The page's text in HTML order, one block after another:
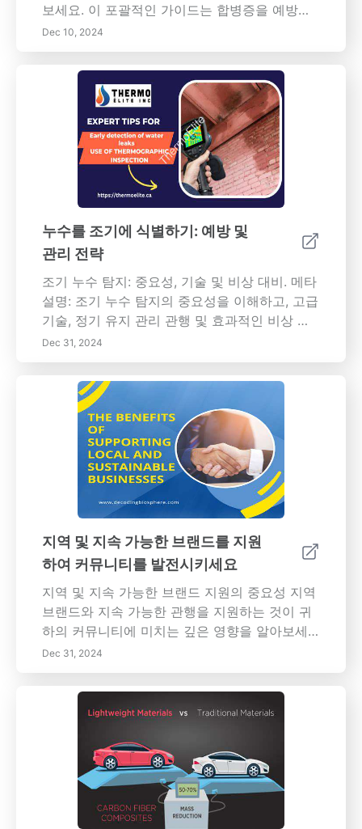
보세요. 이 포괄적인 가이드는 합병증을 예방하
고 시간과 돈을 절약하기 위해 증상을 신속하게
인식하는 이점을 강조합니다. 문제 해결을 강화
하는 필수 모니터링 시스템, 정기 유지보수의 중
요성, 식별된 증상에 대한 신속한 조치가 경제적
이점을 가져올 수 있는 방법에 대해 알아보세요.
주의해야 할 일반적인 경고 신호와 경각심 문화
를 조성하는 장기적인 이점을 밝혀보세요. 안전
성과 준수를 강화하고 서비스 제공업체와의 장
기적인 관계를 구축하는 효과적인 예방 유지보
수 전략을 탐구하세요. 오늘 유지보수 및 운영 효
율성에 대한 접근 방식을 변화시키세요!
Dec 10, 2024
누수를 조기에 식별하기: 예방 및
관리 전략
조기 누수 탐지: 중요성, 기술 및 비상 대비. 메타
설명: 조기 누수 탐지의 중요성을 이해하고, 고급
기술, 정기 유지 관리 관행 및 효과적인 비상 준
비 전략을 탐색하여 수해, 곰팡이 성장 및 자원
낭비를 예방하세요. 구조물과 거주자의 안전을
보장하고 환경을 보호하세요. --- 개요 조기 누수
탐지는 주거 및 산업 환경에서 재산 손상과 건강
위험을 방지하는 데 매우 중요합니다. 누수의 결
과를 이해하고, 고급 기술을 활용하며, 강력한 예
방 조치를 유지하는 것은 위험과 비용을 크게 줄
이는 데 도움이 됩니다. 주요 섹션: - 조기 누수
탐지의 중요성: 구조물 손상, 곰팡이 위험 및 자
원 낭비를 포함한 누수를 방치했을 때의 결과를
알아보세요. - 조기 누수 탐지를 위한 기술적 해
결책: 스마트 미터, 음향 센서 및 적외선 열화상
을 신속하고 효과적으로 누수를 식별하기 위한
혁신적인 도구로 탐색하세요. - 정기적인 유지
관리 및 검사: 누수가 악화되기 전에 발견하고 해
결하기 위해 일상 점검 및 선제적 유지 관리의 중
요성을 이해하세요. - 주택 소유자 및 건물 거주
자 교육: 개인에게 누수 징후 및 신속한 보고의
중요성을 이해시켜 누수 예방을 위한 근면한 문
화 조성을 촉진하세요. - 조기 누수 식별 기술: 고
급 도구와 교육을 활용하여 누수 탐지 노력을 강
화하고 효과적인 검사 절차를 개발하세요. - 비
상 대비 및 대응: 누수 비상 사태 발생 시 신속한
조치를 보장하기 위한 포괄적인 계획 및 교육 프
로그램을 수립하세요. 조기 누수 탐지 및 관리를
우선시함으로써, 자산 소유자는 투자 보호, 거주
Dec 31, 2024
지역 및 지속 가능한 브랜드를 지원
하여 커뮤니티를 발전시키세요
지역 및 지속 가능한 브랜드 지원의 중요성 지역
브랜드와 지속 가능한 관행을 지원하는 것이 귀
하의 커뮤니티에 미치는 깊은 영향을 알아보세
요. 지역에서 쇼핑을 선택함으로써 경제 성장에
기여하고, 커뮤니티 간의 유대감을 증진시키며,
환경 친화적인 관행을 촉진할 수 있습니다. 지역
기업은 이윤을 지역 경제에 재투자하여 일자리
를 창출하고 상업을 자극합니다. 그들은 지역 문
화, 장인 정신 및 지속 가능성 노력의 반영된 독
특하고 고품질의 제품을 제공합니다. 환경 친화
적인 재료를 우선시하고 운송 배출량을 줄이며
녹지 공간을 보호하는 것을 목표로 하는 지역 브
랜드를 선택할 때의 환경 이점을 탐구하세요. 이
Dec 31, 2024